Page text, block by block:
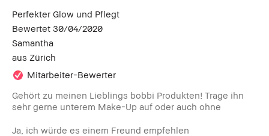
Perfekter Glow und Pflegt
Bewertet 30/04/2020
Samantha
aus Zürich
Mitarbeiter-Bewerter
Gehört zu meinen Lieblings bobbi Produkten! Trage ihn
sehr gerne unterem Make-Up auf oder auch ohne
Ja, ich würde es einem Freund empfehlen